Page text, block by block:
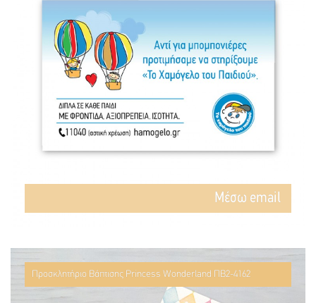
Mέσω email
Προσκλητήριο Βάπτισης Princess Wonderland ΠΒ2-4162